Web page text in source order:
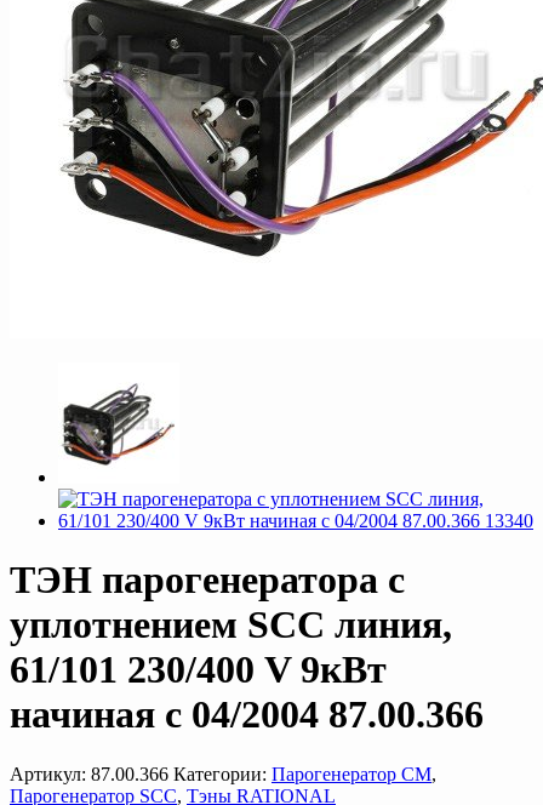
ТЭН парогенератора с
уплотнением SCC линия,
61/101 230/400 V 9кВт
начиная с 04/2004 87.00.366
Артикул: 87.00.366 Категории: Парогенератор CM,
Парогенератор SCC, Тэны RATIONAL